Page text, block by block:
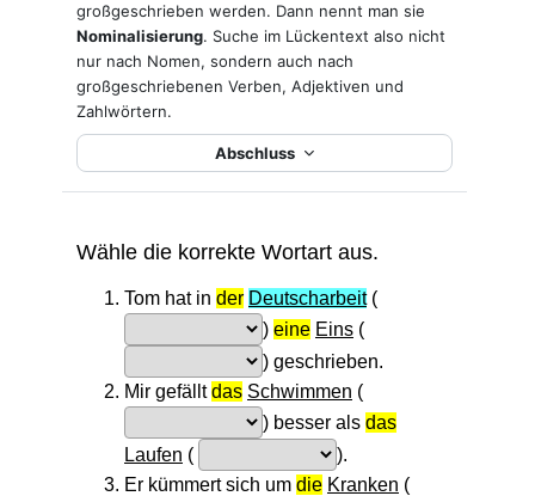
Abschluss
großgeschrieben werden. Dann nennt man sie
Nominalisierung. Suche im Lückentext also nicht
nur nach Nomen, sondern auch nach
großgeschriebenen Verben, Adjektiven und
Zahlwörtern.